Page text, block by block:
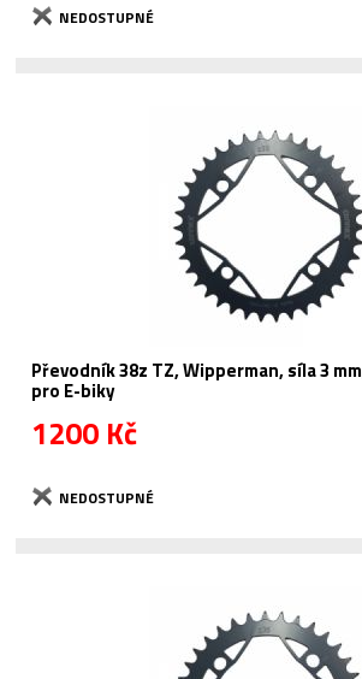
NEDOSTUPNÉ
Převodník 38z TZ, Wipperman, síla 3 mm,
pro E-biky
1200 Kč
NEDOSTUPNÉ